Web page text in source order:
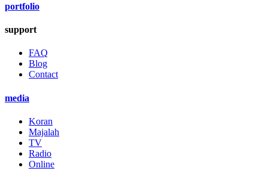
portfolio
support
FAQ
Blog
Contact
media
Koran
Majalah
TV
Radio
Online